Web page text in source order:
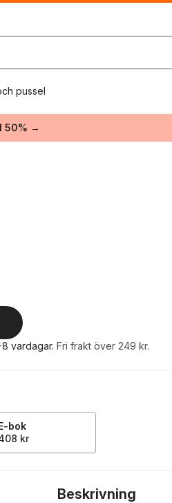
pussel
50% →
8 vardagar. Fri frakt över 249 kr.
bok
kr
Beskrivning